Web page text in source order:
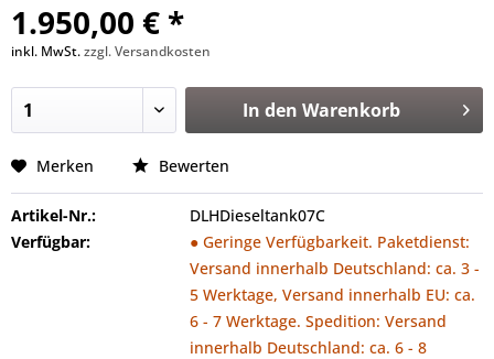
1.950,00 € *
inkl. MwSt.zzgl. Versandkosten
In den Warenkorb
Merken Bewerten
Artikel-Nr.:
DLHDieseltank07C
Verfügbar:
● Geringe Verfügbarkeit. Paketdienst:
Versand innerhalb Deutschland: ca. 3 -
5 Werktage, Versand innerhalb EU: ca.
6 - 7 Werktage. Spedition: Versand
innerhalb Deutschland: ca. 6 - 8